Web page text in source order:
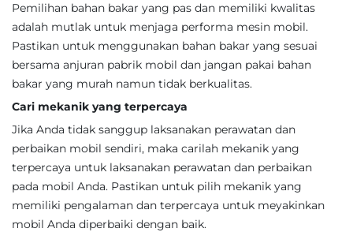
Pemilihan bahan bakar yang pas dan memiliki kwalitas
adalah mutlak untuk menjaga performa mesin mobil.
Pastikan untuk menggunakan bahan bakar yang sesuai
bersama anjuran pabrik mobil dan jangan pakai bahan
bakar yang murah namun tidak berkualitas.
Cari mekanik yang terpercaya
Jika Anda tidak sanggup laksanakan perawatan dan
perbaikan mobil sendiri, maka carilah mekanik yang
terpercaya untuk laksanakan perawatan dan perbaikan
pada mobil Anda. Pastikan untuk pilih mekanik yang
memiliki pengalaman dan terpercaya untuk meyakinkan
mobil Anda diperbaiki dengan baik.